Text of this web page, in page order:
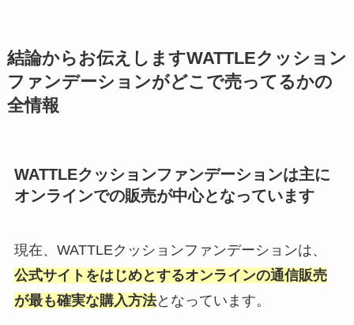
結論からお伝えしますWATTLEクッション
ファンデーションがどこで売ってるかの
全情報
WATTLEクッションファンデーションは主に
オンラインでの販売が中心となっています
現在、WATTLEクッションファンデーションは、
公式サイトをはじめとするオンラインの通信販売
が最も確実な購入方法となっています。